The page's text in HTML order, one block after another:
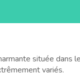
située dans
variés.